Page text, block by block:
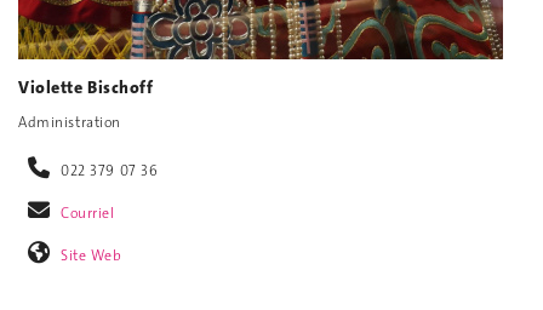
Violette Bischoff
Administration
022 379 07 36
Courriel
Site Web